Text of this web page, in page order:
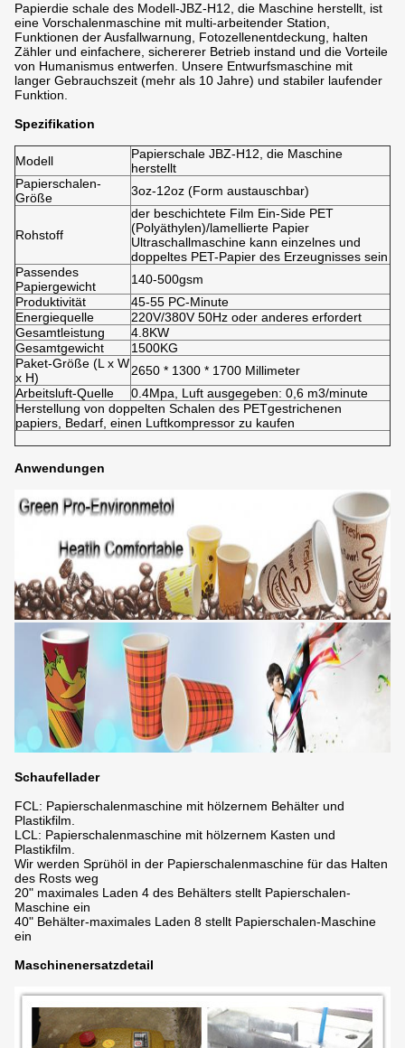
Papierdie schale des Modell-JBZ-H12, die Maschine herstellt, ist
eine Vorschalenmaschine mit multi-arbeitender Station,
Funktionen der Ausfallwarnung, Fotozellenentdeckung, halten
Zähler und einfachere, sichererer Betrieb instand und die Vorteile
von Humanismus entwerfen. Unsere Entwurfsmaschine mit
langer Gebrauchszeit (mehr als 10 Jahre) und stabiler laufender
Funktion.
Spezifikation
Modell
Papierschale JBZ-H12, die Maschine
herstellt
Papierschalen-
Größe
3oz-12oz (Form austauschbar)
Rohstoff
der beschichtete Film Ein-Side PET
(Polyäthylen)/lamellierte Papier
Ultraschallmaschine kann einzelnes und
doppeltes PET-Papier des Erzeugnisses sein
Passendes
Papiergewicht
140-500gsm
Produktivität
45-55 PC-Minute
Energiequelle
220V/380V 50Hz oder anderes erfordert
Gesamtleistung
4.8KW
Gesamtgewicht
1500KG
Paket-Größe (L x W
x H)
2650 * 1300 * 1700 Millimeter
Arbeitsluft-Quelle
0.4Mpa, Luft ausgegeben: 0,6 m3/minute
Herstellung von doppelten Schalen des PETgestrichenen
papiers, Bedarf, einen Luftkompressor zu kaufen
Anwendungen
Schaufellader
FCL: Papierschalenmaschine mit hölzernem Behälter und
Plastikfilm.
LCL: Papierschalenmaschine mit hölzernem Kasten und
Plastikfilm.
Wir werden Sprühöl in der Papierschalenmaschine für das Halten
des Rosts weg
20" maximales Laden 4 des Behälters stellt Papierschalen-
Maschine ein
40" Behälter-maximales Laden 8 stellt Papierschalen-Maschine
ein
Maschinenersatzdetail